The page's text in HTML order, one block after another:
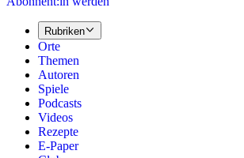
Rubriken
Orte
Themen
Autoren
Spiele
Podcasts
Videos
Rezepte
E-Paper